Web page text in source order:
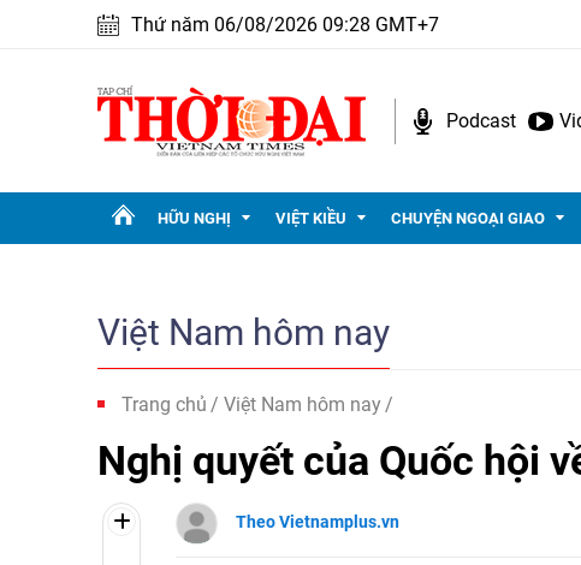
Thứ năm 06/08/2026 09:28 GMT+7
Podcast
HỮU NGHỊ VIỆT KIỀU CHUYỆN NGOẠI GIAO
Việt Nam hôm nay
Trang chủ Việt Nam hôm nay
Nghị quyết của Quốc hội
Theo Vietnamplus.vn